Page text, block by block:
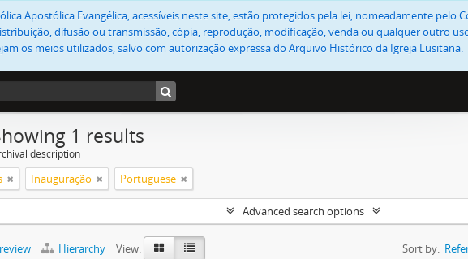
Apostólica Evangélica, acessíveis neste site, estão protegidos pela lei, nomeadamente pelo
difusão ou transmissão, cópia, reprodução, modificação, venda ou qualquer outro
os meios utilizados, salvo com autorização expressa do Arquivo Histórico da Igreja Lusitana.
1 results
description
Inauguração Portuguese
Advanced search options
Hierarchy View: Sort by: